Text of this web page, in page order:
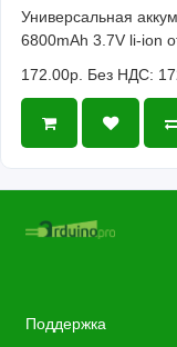
Универсальная
6800mAh 3.7V li-ion
172.00р. Без НДС:
Поддержка